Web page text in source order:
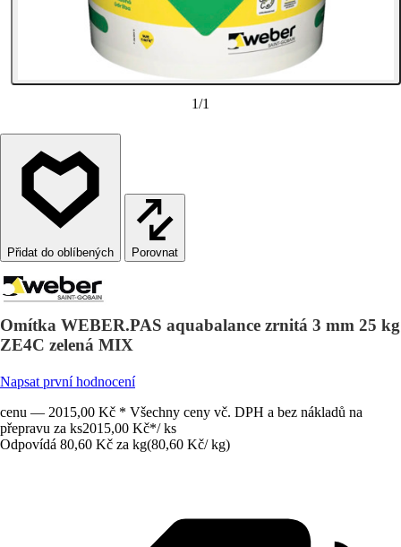
1/1
Porovnat
Omítka WEBER.PAS aquabalance zrnitá 3 mm 25 kg
ZE4C zelená MIX
Napsat první hodnocení
cenu — 2015,00 Kč * Všechny ceny vč. DPH a bez nákladů na
přepravu za ks2015,00 Kč*/ ks
Odpovídá 80,60 Kč za kg(80,60 Kč/ kg)